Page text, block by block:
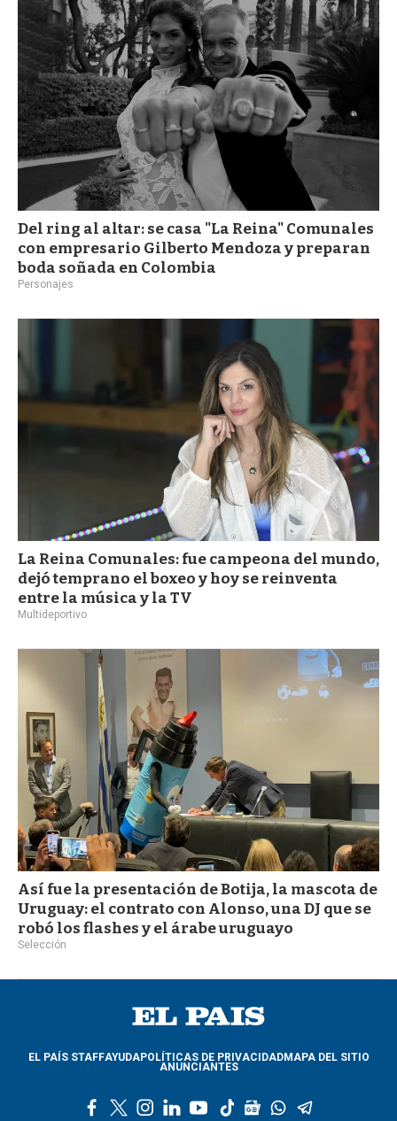
Del ring al altar: se casa "La Reina" Comunales
con empresario Gilberto Mendoza y preparan
boda soñada en Colombia
Personajes
La Reina Comunales: fue campeona del mundo,
dejó temprano el boxeo y hoy se reinventa
entre la música y la TV
Multideportivo
Así fue la presentación de Botija, la mascota de
Uruguay: el contrato con Alonso, una DJ que se
robó los flashes y el árabe uruguayo
Selección
EL PAÍS STAFFAYUDAPOLÍTICAS DE PRIVACIDADMAPA DEL SITIO
ANUNCIANTES
l
y
t
g
w